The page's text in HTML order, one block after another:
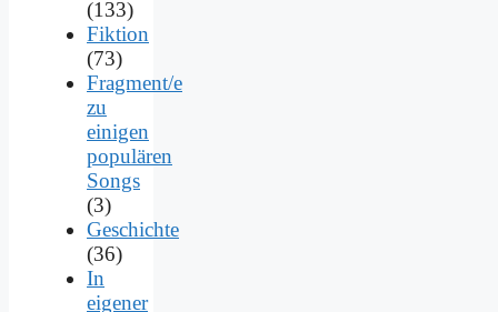
(133)
Fiktion
(73)
Fragment/e
zu
einigen
populären
Songs
(3)
Geschichte
(36)
In
eigener